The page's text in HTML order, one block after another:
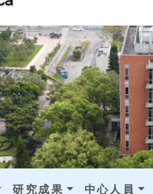
研究成果 中心人員